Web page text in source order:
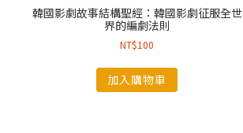
韓國影劇故事結構聖經：韓國影劇征服全世
界的編劇法則
NT$100
加入購物車